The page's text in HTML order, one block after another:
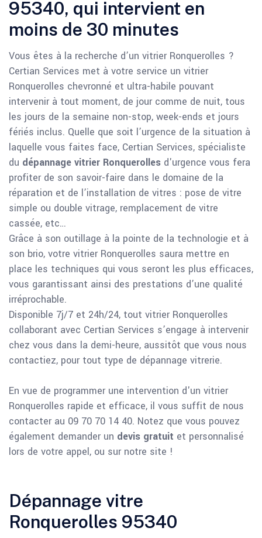
95340, qui intervient en
moins de 30 minutes
Vous êtes à la recherche d’un vitrier Ronquerolles ?
Certian Services met à votre service un vitrier
Ronquerolles chevronné et ultra-habile pouvant
intervenir à tout moment, de jour comme de nuit, tous
les jours de la semaine non-stop, week-ends et jours
fériés inclus. Quelle que soit l’urgence de la situation à
laquelle vous faites face, Certian Services, spécialiste
du dépannage vitrier Ronquerolles d'urgence vous fera
profiter de son savoir-faire dans le domaine de la
réparation et de l’installation de vitres : pose de vitre
simple ou double vitrage, remplacement de vitre
cassée, etc…
Grâce à son outillage à la pointe de la technologie et à
son brio, votre vitrier Ronquerolles saura mettre en
place les techniques qui vous seront les plus efficaces,
vous garantissant ainsi des prestations d’une qualité
irréprochable.
Disponible 7j/7 et 24h/24, tout vitrier Ronquerolles
collaborant avec Certian Services s’engage à intervenir
chez vous dans la demi-heure, aussitôt que vous nous
contactiez, pour tout type de dépannage vitrerie.
En vue de programmer une intervention d'un vitrier
Ronquerolles rapide et efficace, il vous suffit de nous
contacter au 09 70 70 14 40. Notez que vous pouvez
également demander un devis gratuit et personnalisé
lors de votre appel, ou sur notre site !
Dépannage vitre
Ronquerolles 95340